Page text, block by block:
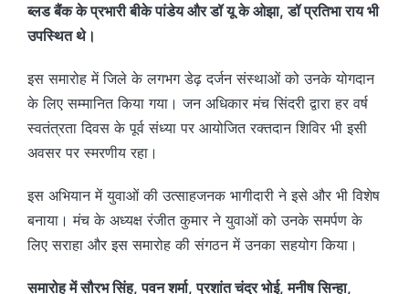
ब्लड बैंक के प्रभारी बीके पांडेय और डॉ यू के ओझा, डॉ प्रतिभा राय भी
उपस्थित थे।
इस समारोह में जिले के लगभग डेढ़ दर्जन संस्थाओं को उनके योगदान
के लिए सम्मानित किया गया। जन अधिकार मंच सिंदरी द्वारा हर वर्ष
स्वतंत्रता दिवस के पूर्व संध्या पर आयोजित रक्तदान शिविर भी इसी
अवसर पर स्मरणीय रहा।
इस अभियान में युवाओं की उत्साहजनक भागीदारी ने इसे और भी विशेष
बनाया। मंच के अध्यक्ष रंजीत कुमार ने युवाओं को उनके समर्पण के
लिए सराहा और इस समारोह की संगठन में उनका सहयोग किया।
समारोह में सौरभ सिंह, पवन शर्मा, प्रशांत चंद्र भोई, मनीष सिन्हा,